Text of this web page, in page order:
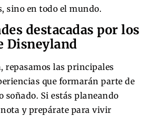
sino en todo el mundo.
destacadas por los
Disneyland
repasamos las principales
que formarán parte de
soñado. Si estás planeando
y prepárate para vivir